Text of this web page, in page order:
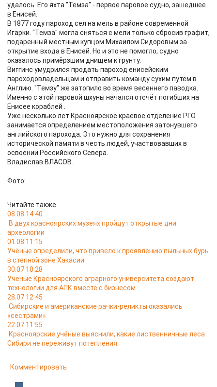
удалось. Его яхта "Темза" - первое паровое судно, зашедшее
в Енисей.
В 1877 году пароход сел на мель в районе современной
Игарки. "Темза" могла сняться с мели только сбросив графит,
подаренный местным купцом Михаилом Сидоровым за
открытие входа в Енисей. Но и это не помогло, судно
оказалось примёрзшим днищем к грунту.
Виггинс умудрился продать пароход енисейским
пароходовладельцам и отправить команду сухим путём в
Англию. "Темзу" же затопило во время весеннего паводка.
Именно с этой паровой шхуны начался отсчёт погибших на
Енисее кораблей .
Уже несколько лет Красноярское краевое отделение РГО
занимается определением местоположения затонувшего
английского парохода. Это нужно для сохранения
исторической памяти в честь людей, участвовавших в
освоении Российского Севера.
Владислав ВЛАСОВ.
Фото:
Читайте также
08.08 14:40
В двух красноярских музеях пройдут открытые дни
археологии
01.08 11:15
Учёные определили, что привело к проявлению пыльных бурь
в степной зоне Хакасии
30.07 10:28
Учёные Красноярского аграрного университета создают
технологии для АПК вместе с бизнесом
28.07 12:45
Сибирские и американские рачки-реликты оказались
«сёстрами»
22.07 11:55
Красноярские учёные выяснили, какие лиственничные леса
Сибири не переживут потепления
Комментировать